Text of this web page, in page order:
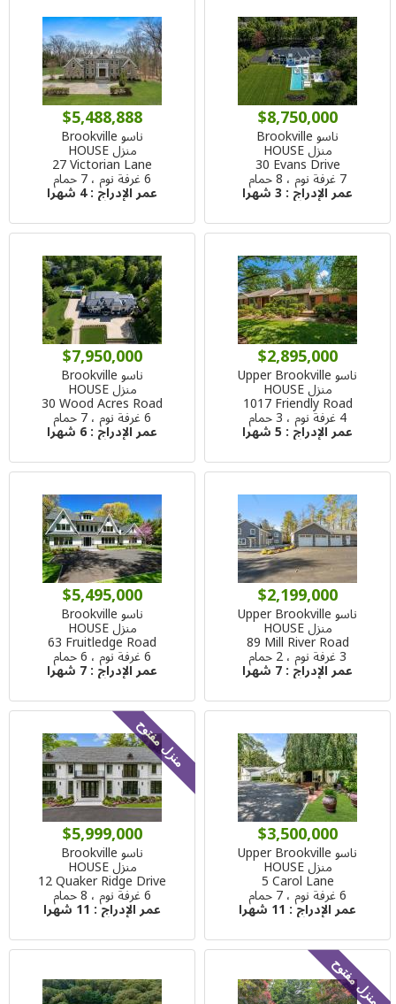
$8,750,000
ناسو Brookville
منزل HOUSE
30 Evans Drive
7 غرفة نوم ، 8 حمام
عمر الإدراج : 3 شهرا
$5,488,888
ناسو Brookville
منزل HOUSE
27 Victorian Lane
6 غرفة نوم ، 7 حمام
عمر الإدراج :4 شهرا
$2,895,000
ناسو Upper Brookville
منزل HOUSE
1017 Friendly Road
4 غرفة نوم ، 3 حمام
عمر الإدراج : 5 شهرا
$7,950,000
ناسو Brookville
منزل HOUSE
30 Wood Acres Road
6 غرفة نوم ، 7 حمام
عمر الإدراج :6 شهرا
$2,199,000
ناسو Upper Brookville
منزل HOUSE
89 Mill River Road
3 غرفة نوم ، 2 حمام
عمر الإدراج :7 شهرا
$5,495,000
ناسو Brookville
منزل HOUSE
63 Fruitledge Road
6 غرفة نوم ، 6 حمام
عمر الإدراج :7 شهرا
$3,500,000
ناسو Upper Brookville
منزل HOUSE
5 Carol Lane
6 غرفة نوم ، 7 حمام
عمر الإدراج : 11 شهرا
منزل مفتوح
$5,999,000
ناسو Brookville
منزل HOUSE
12 Quaker Ridge Drive
6 غرفة نوم ، 8 حمام
عمر الإدراج : 11 شهرا
منزل مفتوح